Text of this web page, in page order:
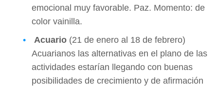
emocional muy favorable. Paz. Momento: de
color vainilla.
Acuario (21 de enero al 18 de febrero)
Acuarianos las alternativas en el plano de las
actividades estarían llegando con buenas
posibilidades de crecimiento y de afirmación